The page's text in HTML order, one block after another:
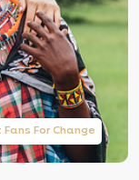
For Change